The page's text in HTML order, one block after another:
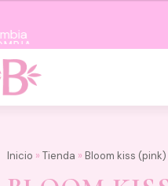
Inicio » Tienda » Bloom kiss (pink)